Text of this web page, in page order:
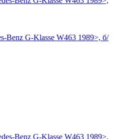
Benz G-Klasse W463 1989>, б/